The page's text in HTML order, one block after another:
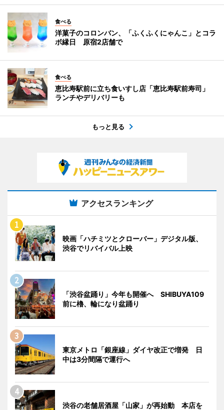
食べる
洋菓子のコロンバン、「ふくふくにゃんこ」とコラ
ボ縁日 原宿2店舗で
食べる
恵比寿駅前に立ち食いすし店「恵比寿駅前寿司」
ランチやデリバリーも
もっと見る
アクセスランキング
映画「ハチミツとクローバー」デジタル版、
渋谷でリバイバル上映
「渋谷盆踊り」今年も開催へ SHIBUYA109
前に櫓、輪になり盆踊り
東京メトロ「銀座線」ダイヤ改正で増発 日
中は3分間隔で運行へ
渋谷の老舗居酒屋「山家」が再始動 本店を